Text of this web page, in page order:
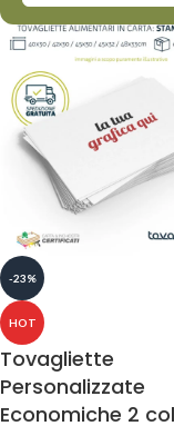
-23%
HOT
Tovagliette
Personalizzate
Economiche 2